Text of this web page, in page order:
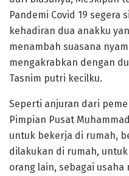
Pandemi Covid 19 segera
kehadiran dua anakku
menambah suasana
mengakrabkan dengan
Tasnim putri kecilku.
Seperti anjuran dari
Pimpian Pusat
untuk bekerja di rumah,
dilakukan di rumah,
orang lain, sebagai